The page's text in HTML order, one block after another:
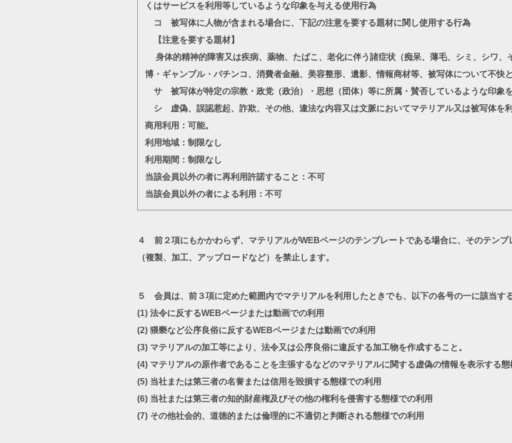
くはサービスを利用等しているような印象を与える使用行為
コ 被写体に人物が含まれる場合に、下記の注意を要する題材に関し使用する行為
【注意を要する題材】
身体的精神的障害又は疾病、薬物、たばこ、老化に伴う諸症状（痴呆、薄毛、シミ、シワ
博・ギャンブル・パチンコ、消費者金融、美容整形、遺影、情報商材等、被写体について不快
サ 被写体が特定の宗教・政党（政治）・思想（団体）等に所属・賛否しているような印象
シ 虚偽、誤認惹起、詐欺、その他、違法な内容又は文脈においてマテリアル又は被写体を
商用利用：可能。
利用地域：制限なし
利用期間：制限なし
当該会員以外の者に再利用許諾すること：不可
当該会員以外の者による利用：不可
４ 前２項にもかかわらず、マテリアルがWEBページのテンプレートである場合に、そのテン
（複製、加工、アップロードなど）を禁止します。
５ 会員は、前３項に定めた範囲内でマテリアルを利用したときでも、以下の各号の一に該当す
(1) 法令に反するWEBページまたは動画での利用
(2) 猥褻など公序良俗に反するWEBページまたは動画での利用
(3) マテリアルの加工等により、法令又は公序良俗に違反する加工物を作成すること。
(4) マテリアルの原作者であることを主張するなどのマテリアルに関する虚偽の情報を表示する態
(5) 当社または第三者の名誉または信用を毀損する態様での利用
(6) 当社または第三者の知的財産権及びその他の権利を侵害する態様での利用
(7) その他社会的、道徳的または倫理的に不適切と判断される態様での利用